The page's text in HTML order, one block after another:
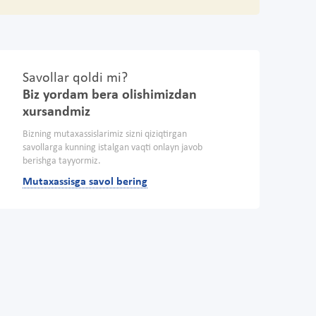
Savollar qoldi mi?
Biz yordam bera olishimizdan
xursandmiz
Bizning mutaxassislarimiz sizni qiziqtirgan
savollarga kunning istalgan vaqti onlayn javob
berishga tayyormiz.
Mutaxassisga savol bering